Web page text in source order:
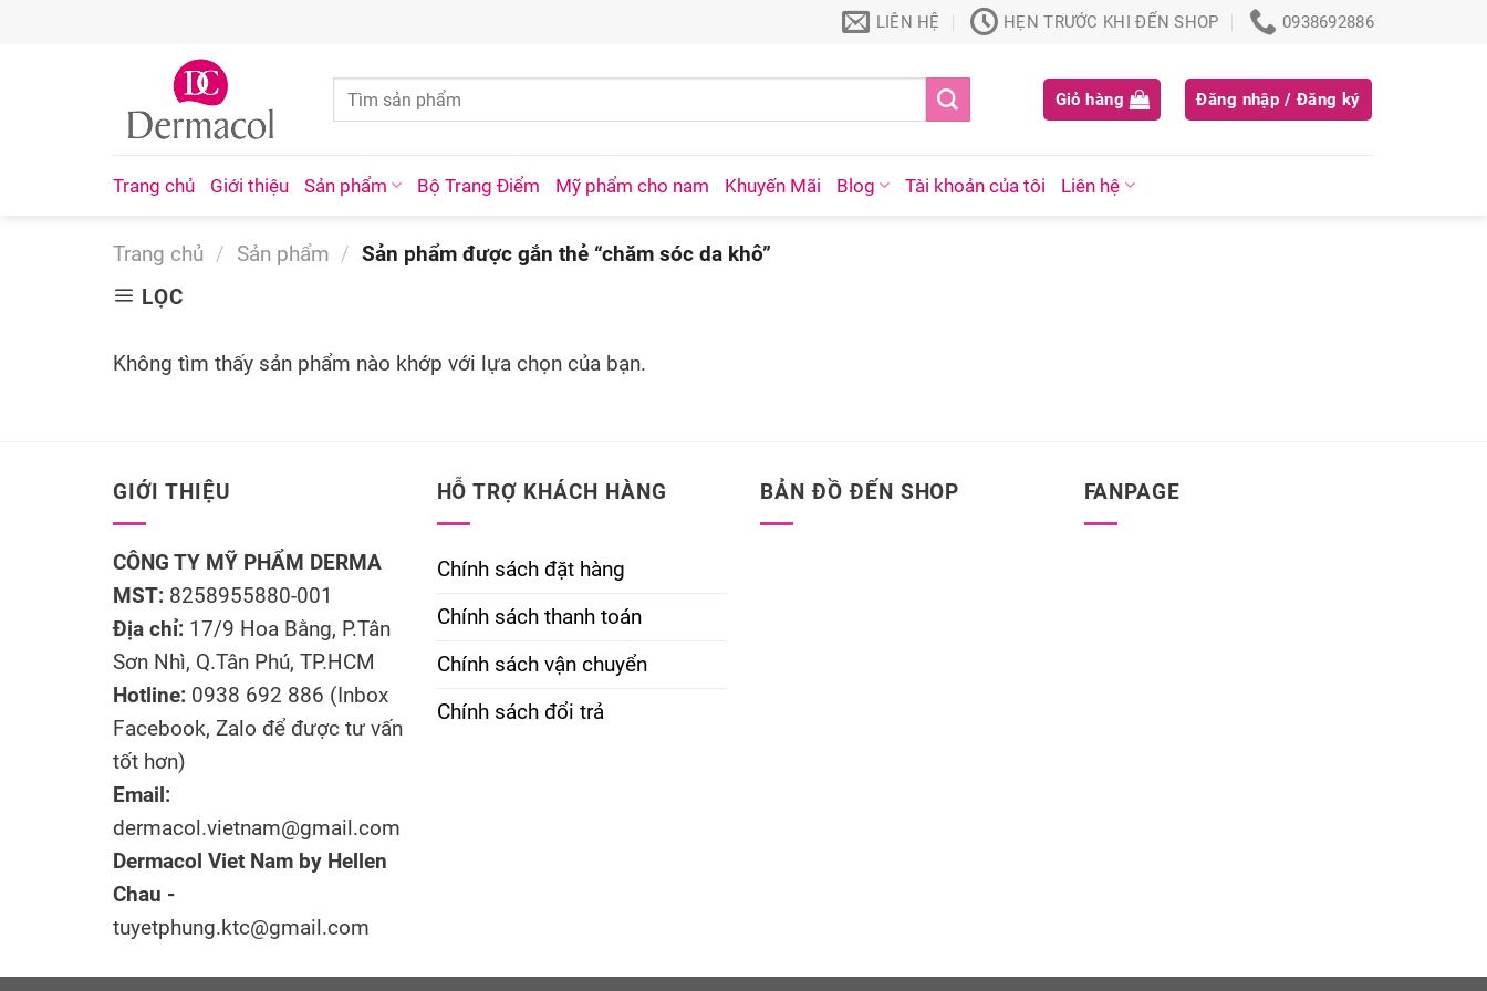
LIÊN HỆ HẸN TRƯỚC KHI ĐẾN SHOP 0938692886
Giỏ hàng Đăng nhập / Đăng ký
Trang chủ Giới thiệu Sản phẩm Bộ Trang Điểm Mỹ phẩm cho nam Khuyến Mãi Blog Tài khoản của tôi Liên hệ
Trang chủ / Sản phẩm / Sản phẩm được gắn thẻ “chăm sóc da khô”
LỌC
Không tìm thấy sản phẩm nào khớp với lựa chọn của bạn.
GIỚI THIỆU
CÔNG TY MỸ PHẨM DERMA
MST: 8258955880-001
Địa chỉ: 17/9 Hoa Bằng, P.Tân
Sơn Nhì, Q.Tân Phú, TP.HCM
Hotline: 0938 692 886 (Inbox
Facebook, Zalo để được tư vấn
tốt hơn)
Email:
dermacol.vietnam@gmail.com
Dermacol Viet Nam by Hellen
Chau -
tuyetphung.ktc@gmail.com
HỖ TRỢ KHÁCH HÀNG
Chính sách đặt hàng
Chính sách thanh toán
Chính sách vận chuyển
Chính sách đổi trả
BẢN ĐỒ ĐẾN SHOP FANPAGE